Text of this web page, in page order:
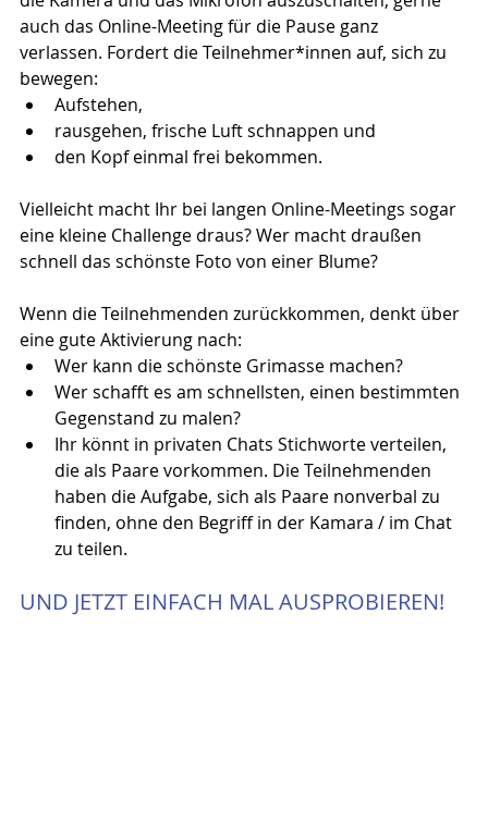
auch das Online-Meeting für die Pause ganz
verlassen. Fordert die Teilnehmer*innen auf, sich zu
bewegen:
Aufstehen,
rausgehen, frische Luft schnappen und
den Kopf einmal frei bekommen.
Vielleicht macht Ihr bei langen Online-Meetings sogar
eine kleine Challenge draus? Wer macht draußen
schnell das schönste Foto von einer Blume?
Wenn die Teilnehmenden zurückkommen, denkt über
eine gute Aktivierung nach:
Wer kann die schönste Grimasse machen?
Wer schafft es am schnellsten, einen bestimmten
Gegenstand zu malen?
Ihr könnt in privaten Chats Stichworte verteilen,
die als Paare vorkommen. Die Teilnehmenden
haben die Aufgabe, sich als Paare nonverbal zu
finden, ohne den Begriff in der Kamara / im Chat
zu teilen.
UND JETZT EINFACH MAL AUSPROBIEREN!